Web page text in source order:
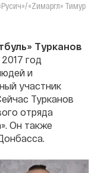
«Zимаргл» Тимур
Турканов
год
и
участник
Турканов
отряда
Он также